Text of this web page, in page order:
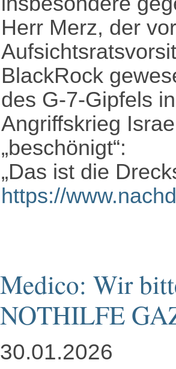
Herr Merz, der
BlackRock
des G-7-Gipfels
Angriffskrieg
„beschönigt“:
„Das ist die
https://
Medico: Wir
NOTHILFE
30.01.2026